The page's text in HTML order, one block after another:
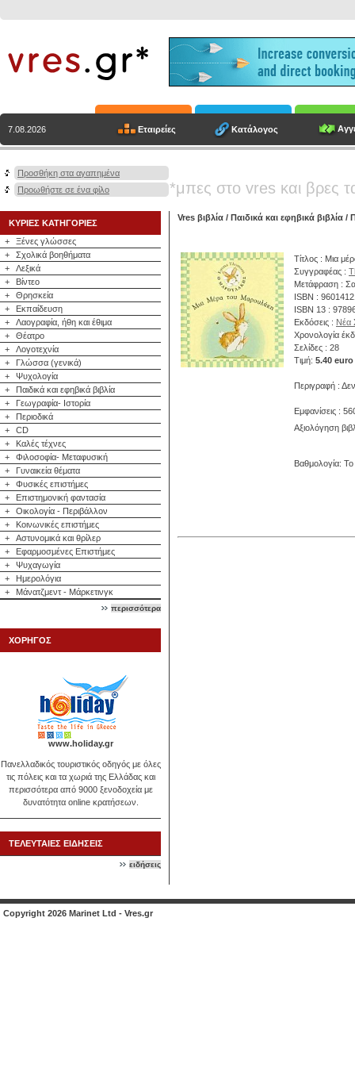
7.08.2026 Εταιρείες Κατάλογος
Προσθήκη στα αγαπημένα
Προωθήστε σε ένα φίλο
*μπες στο vres και βρες
ΚΥΡΙΕΣ ΚΑΤΗΓΟΡΙΕΣ
+
Ξένες γλώσσες
+
Σχολικά βοηθήματα
+
Λεξικά
+
Βίντεο
+
Θρησκεία
+
Εκπαίδευση
+
Λαογραφία, ήθη και έθιμα
+
Θέατρο
+
Λογοτεχνία
+
Γλώσσα (γενικά)
+
Ψυχολογία
+
Παιδικά και εφηβικά βιβλία
+
Γεωγραφία- Ιστορία
+
Περιοδικά
+
CD
+
Καλές τέχνες
+
Φιλοσοφία- Μεταφυσική
+
Γυναικεία θέματα
+
Φυσικές επιστήμες
+
Επιστημονική φαντασία
+
Οικολογία - Περιβάλλον
+
Κοινωνικές επιστήμες
+
Αστυνομικά και θρίλερ
+
Εφαρμοσμένες Επιστήμες
+
Ψυχαγωγία
+
Ημερολόγια
+
Μάνατζμεντ - Μάρκετινγκ
περισσότερα
ΧΟΡΗΓΟΣ
www.holiday.gr
Πανελλαδικός τουριστικός οδηγός με όλες
τις πόλεις και τα χωριά της Ελλάδας και
περισσότερα από 9000 ξενοδοχεία με
δυνατότητα online κρατήσεων.
ΤΕΛΕΥΤΑΙΕΣ ΕΙΔΗΣΕΙΣ
ειδήσεις
Vres βιβλία / Παιδικά και εφηβικά βιβλία /
Τίτλος : Μια
Συγγραφέας :
Μετάφραση :
ISBN :
ISBN 13 :
Εκδόσεις : Νέα
Χρονολογία
Σελίδες : 28
Τιμή: 5.40 euro
Περιγραφή :
Εμφανίσεις :
Αξιολόγηση
Βαθμολογία: Το
Copyright 2026 Marinet Ltd - Vres.gr